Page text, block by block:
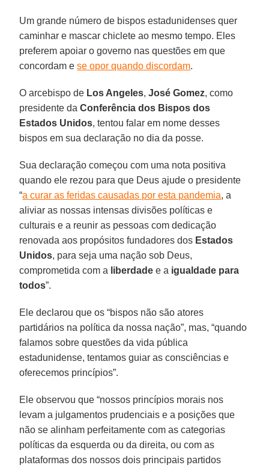
Um grande número de bispos estadunidenses quer
caminhar e mascar chiclete ao mesmo tempo. Eles
preferem apoiar o governo nas questões em que
concordam ese opor quando discordam.
O arcebispo de Los Angeles,José Gomez, como
presidente daConferência dos Bispos dos
Estados Unidos, tentou falar em nome desses
bispos em sua declaração no dia da posse.
Sua declaração começou com uma nota positiva
quando ele rezou para que Deus ajude o presidente
“a curar as feridas causadas por esta pandemia, a
aliviar as nossas intensas divisões políticas e
culturais e a reunir as pessoas com dedicação
renovada aos propósitos fundadores dos Estados
Unidos, para seja uma nação sob Deus,
comprometida com a liberdade e a igualdade para
todos”.
Ele declarou que os “bispos não são atores
partidários na política da nossa nação”, mas, “quando
falamos sobre questões da vida pública
estadunidense, tentamos guiar as consciências e
oferecemos princípios”.
Ele observou que “nossos princípios morais nos
levam a julgamentos prudenciais e a posições que
não se alinham perfeitamente com as categorias
políticas da esquerda ou da direita, ou com as
plataformas dos nossos dois principais partidos